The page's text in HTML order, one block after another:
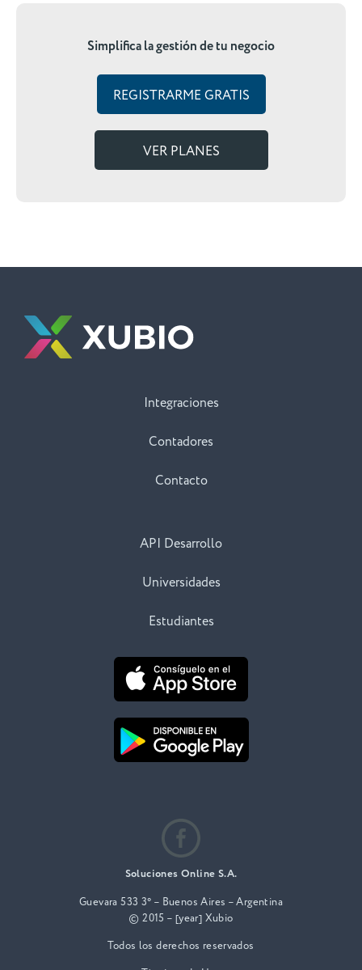
Simplifica la gestión de tu negocio
REGISTRARME GRATIS
VER PLANES
Integraciones
Contadores
Contacto
API Desarrollo
Universidades
Estudiantes
Soluciones Online S.A.
Guevara 533 3° – Buenos Aires – Argentina
© 2015 – [year] Xubio
Todos los derechos reservados